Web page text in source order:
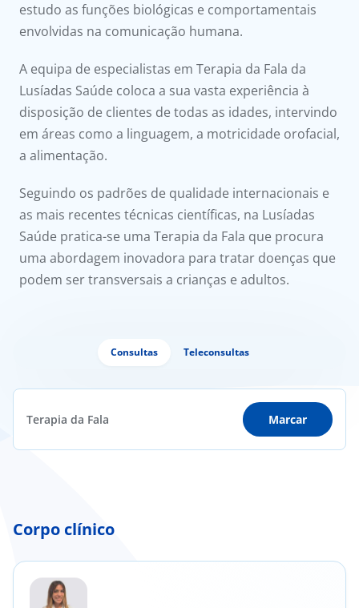
Sport
a nós
estudo as funções biológicas e comportamentais
envolvidas na comunicação humana.
A equipa de especialistas em Terapia da Fala da
Lusíadas Saúde coloca a sua vasta experiência à
disposição de clientes de todas as idades, intervindo
em áreas como a linguagem, a motricidade orofacial,
a alimentação.
Seguindo os padrões de qualidade internacionais e
as mais recentes técnicas científicas, na Lusíadas
Saúde pratica-se uma Terapia da Fala que procura
uma abordagem inovadora para tratar doenças que
podem ser transversais a crianças e adultos.
Consultas Teleconsultas
Terapia da Fala Marcar
Corpo clínico